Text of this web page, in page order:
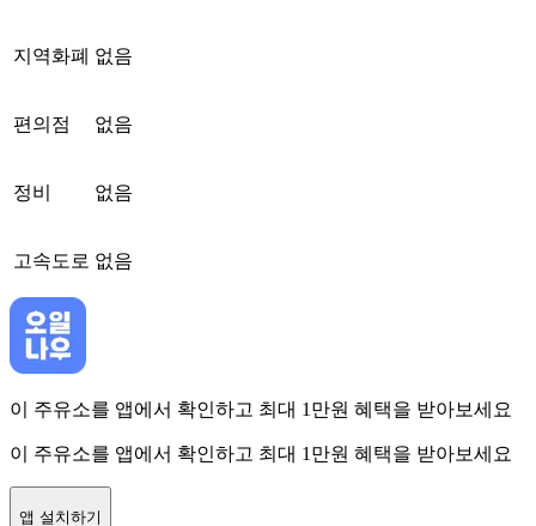
지역화폐 없음
편의점 없음
정비 없음
고속도로 없음
이 주유소를 앱에서 확인하고 최대 1만원 혜택을 받아보세요
이 주유소를 앱에서 확인하고 최대 1만원 혜택을 받아보세요
앱 설치하기